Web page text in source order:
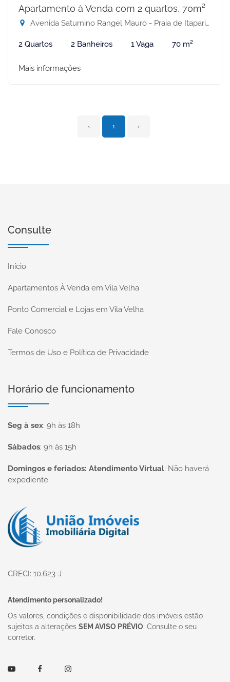
Apartamento à Venda com 2 quartos, 70m²
Avenida Saturnino Rangel Mauro - Praia de Itaparica, Vila Velha-ES
2 Quartos 2 Banheiros 1 Vaga 70 m²
Mais informações
‹ 1 ›
Consulte
Início
Apartamentos À Venda em Vila Velha
Ponto Comercial e Lojas em Vila Velha
Fale Conosco
Termos de Uso e Política de Privacidade
Horário de funcionamento
Seg à sex: 9h às 18h
Sábados: 9h às 15h
Domingos e feriados: Atendimento Virtual: Não haverá
expediente
Página inicial
CRECI: 10.623-J
Atendimento personalizado!
Os valores, condições e disponibilidade dos imóveis estão
sujeitos a alterações SEM AVISO PRÉVIO. Consulte o seu
corretor.
Youtube FacebookInstagram